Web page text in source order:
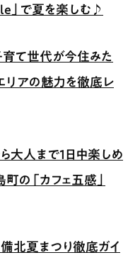
」で夏を楽しむ♪
て世代が今住みた
リアの魅力を徹底レ
大人まで1日中楽しめ
町の「カフェ五感」
備北夏まつり徹底ガイ